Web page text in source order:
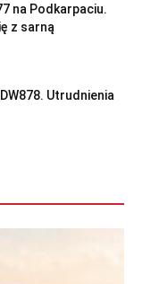
na Podkarpaciu.
z sarną
Utrudnienia